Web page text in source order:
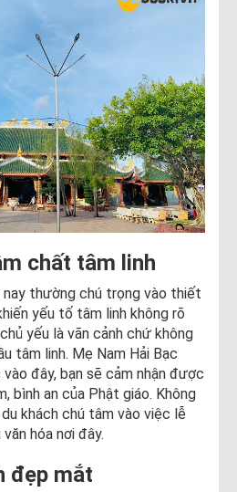
chất tâm linh
nay thường chú trọng vào thiết
yếu tố tâm linh không rõ
yếu là vãn cảnh chứ không
tâm linh. Mẹ Nam Hải Bạc
đây, bạn sẽ cảm nhận được
bình an của Phật giáo. Không
khách chú tâm vào việc lễ
hóa nơi đây.
đẹp mắt